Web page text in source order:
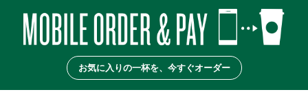
お気に入りの一杯を、今すぐオーダー